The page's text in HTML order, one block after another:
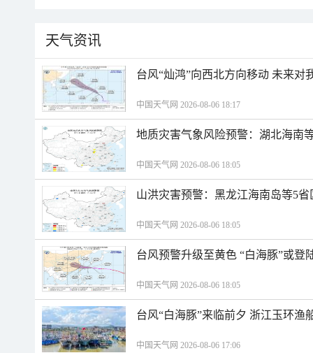
天气资讯
台风“灿鸿”向西北方向移动 未来对
中国天气网 2026-08-06 18:17
地质灾害气象风险预警：湖北海南
中国天气网 2026-08-06 18:05
山洪灾害预警：黑龙江海南岛等5
中国天气网 2026-08-06 18:05
台风预警升级至黄色 “白海豚”或登
中国天气网 2026-08-06 18:05
台风“白海豚”来临前夕 浙江玉环渔
中国天气网 2026-08-06 17:06